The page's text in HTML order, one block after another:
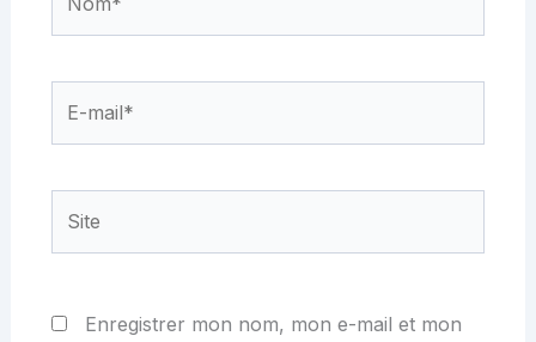
mail*
Enregistrer mon nom, mon e-mail et mon